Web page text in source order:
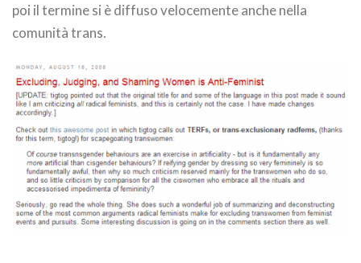
poi il termine si è diffuso velocemente anche nella
comunità trans.